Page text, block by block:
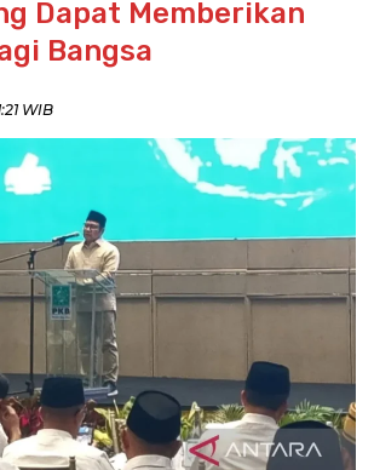
Dapat Memberikan
Bangsa
WIB